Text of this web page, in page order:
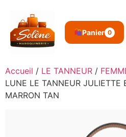
Panier 0
Accueil / LE TANNEUR /
LUNE LE TANNEUR JULIETTE
MARRON TAN